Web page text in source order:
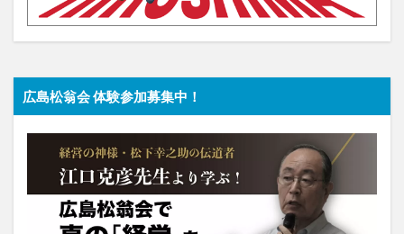
広島松翁会 体験参加募集中！